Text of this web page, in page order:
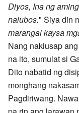
Diyos, Ina ng
nalubos." Siya din
marangal kaysa
Nang nakiusap
na ito, sumulat si
Dito nabatid ng
monghang
Pagdiriwang.